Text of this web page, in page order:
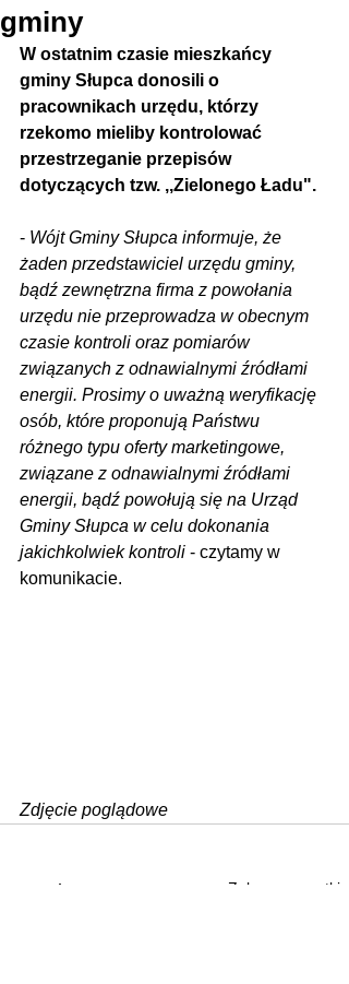
gminy
W ostatnim czasie mieszkańcy
gminy Słupca donosili o
pracownikach urzędu, którzy
rzekomo mieliby kontrolować
przestrzeganie przepisów
dotyczących tzw. ,,Zielonego Ładu".
- Wójt Gminy Słupca informuje, że
żaden przedstawiciel urzędu gminy,
bądź zewnętrzna firma z powołania
urzędu nie przeprowadza w obecnym
czasie kontroli oraz pomiarów
związanych z odnawialnymi źródłami
energii. Prosimy o uważną weryfikację
osób, które proponują Państwu
różnego typu oferty marketingowe,
związane z odnawialnymi źródłami
energii, bądź powołują się na Urząd
Gminy Słupca w celu dokonania
jakichkolwiek kontroli - czytamy w
komunikacie.
Zdjęcie poglądowe
Ostatnie posty Zobacz wszystkie